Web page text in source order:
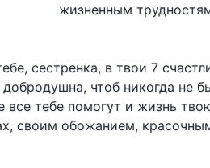
жизненным
сестренка, в твои 7
чтоб никогда не
все тебе помогут и жизнь
своим обожанием,